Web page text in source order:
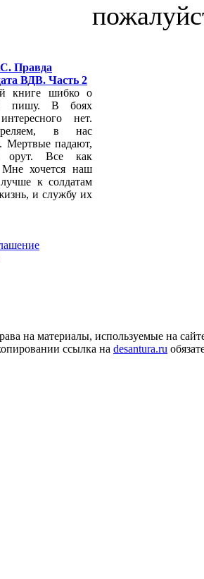
Правда
ВДВ. Часть 2
книге шибко о
пишу. В боях
нет.
в нас
Мертвые падают,
орут. Все как
хочется наш
к солдатам
и службу их
на материалы, используемые на
ссылка на desantura.ru